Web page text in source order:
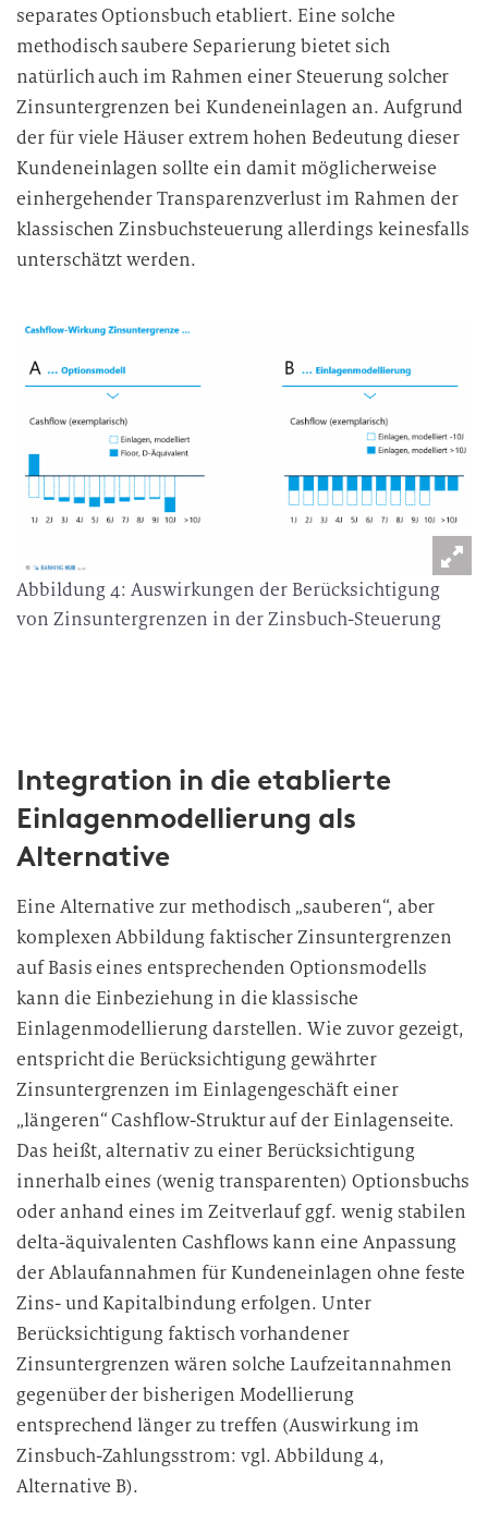
separates Optionsbuch etabliert. Eine solche
methodisch saubere Separierung bietet sich
natürlich auch im Rahmen einer Steuerung solcher
Zinsuntergrenzen bei Kundeneinlagen an. Aufgrund
der für viele Häuser extrem hohen Bedeutung dieser
Kundeneinlagen sollte ein damit möglicherweise
einhergehender Transparenzverlust im Rahmen der
klassischen Zinsbuchsteuerung allerdings keinesfalls
unterschätzt werden.
Abbildung 4: Auswirkungen der Berücksichtigung
von Zinsuntergrenzen in der Zinsbuch-Steuerung
Integration in die etablierte
Einlagenmodellierung als
Alternative
Eine Alternative zur methodisch „sauberen“, aber
komplexen Abbildung faktischer Zinsuntergrenzen
auf Basis eines entsprechenden Optionsmodells
kann die Einbeziehung in die klassische
Einlagenmodellierung darstellen. Wie zuvor gezeigt,
entspricht die Berücksichtigung gewährter
Zinsuntergrenzen im Einlagengeschäft einer
„längeren“ Cashflow-Struktur auf der Einlagenseite.
Das heißt, alternativ zu einer Berücksichtigung
innerhalb eines (wenig transparenten) Optionsbuchs
oder anhand eines im Zeitverlauf ggf. wenig stabilen
delta-äquivalenten Cashflows kann eine Anpassung
der Ablaufannahmen für Kundeneinlagen ohne feste
Zins- und Kapitalbindung erfolgen. Unter
Berücksichtigung faktisch vorhandener
Zinsuntergrenzen wären solche Laufzeitannahmen
gegenüber der bisherigen Modellierung
entsprechend länger zu treffen (Auswirkung im
Zinsbuch-Zahlungsstrom: vgl. Abbildung 4,
Alternative B).